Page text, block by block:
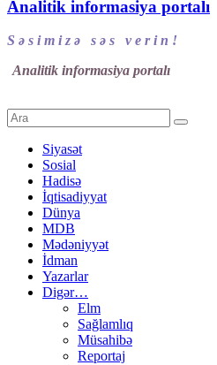
Analitik informasiya portalı
S ə s i m i z ə s ə s v e r i n !
Analitik informasiya portalı
Siyasət
Sosial
Hadisə
İqtisadiyyat
Dünya
MDB
Mədəniyyət
İdman
Yazarlar
Digər…
Elm
Sağlamlıq
Müsahibə
Reportaj